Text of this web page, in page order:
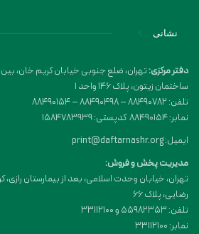
نشانی
دفتر مرکزی:تهران، ضلع جنوبی خیابان کریم خان، بین
ساختمان زیتون، پلاک 146 واحد 1
تلفن: 88490782 – 88490498 – 88490154
نمابر: 88490154 کدپستی: 1584783939
ایمیل: print@daftarnashr.org
مدیریت پخش و فروش:
تهران، خیابان وحدت اسلامی، بعد از بیمارستان
رضایی، پلاک ۶۶
تلفن: 55982353 و 33112100
نمابر: 33112100